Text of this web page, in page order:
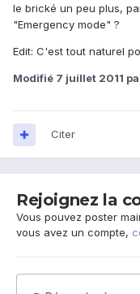
le brické un peu plus,
"Emergency mode" ?
Edit: C'est tout naturel
Modifié 7 juillet 2011
Citer
Rejoignez la
Vous pouvez poster
vous avez un compte,